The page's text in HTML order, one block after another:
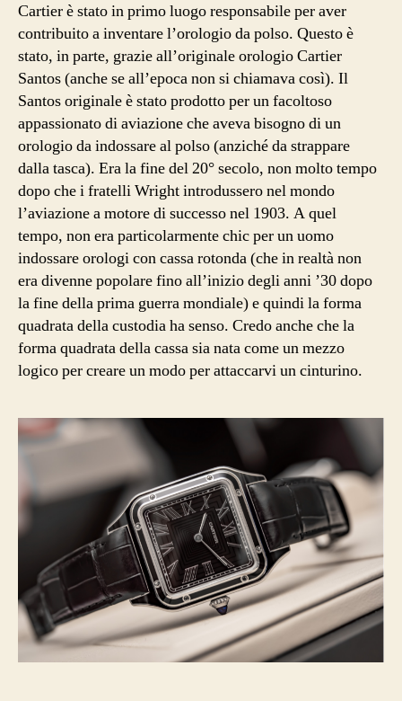
Cartier è stato in primo luogo responsabile per aver
contribuito a inventare l’orologio da polso. Questo è
stato, in parte, grazie all’originale orologio Cartier
Santos (anche se all’epoca non si chiamava così). Il
Santos originale è stato prodotto per un facoltoso
appassionato di aviazione che aveva bisogno di un
orologio da indossare al polso (anziché da strappare
dalla tasca). Era la fine del 20° secolo, non molto tempo
dopo che i fratelli Wright introdussero nel mondo
l’aviazione a motore di successo nel 1903. A quel
tempo, non era particolarmente chic per un uomo
indossare orologi con cassa rotonda (che in realtà non
era divenne popolare fino all’inizio degli anni ’30 dopo
la fine della prima guerra mondiale) e quindi la forma
quadrata della custodia ha senso. Credo anche che la
forma quadrata della cassa sia nata come un mezzo
logico per creare un modo per attaccarvi un cinturino.